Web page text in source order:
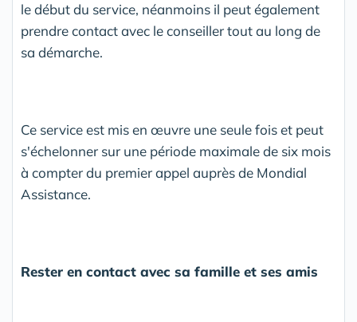
le début du service, néanmoins il peut également
prendre contact avec le conseiller tout au long de
sa démarche.
Ce service est mis en œuvre une seule fois et peut
s'échelonner sur une période maximale de six mois
à compter du premier appel auprès de Mondial
Assistance.
Rester en contact avec sa famille et ses amis